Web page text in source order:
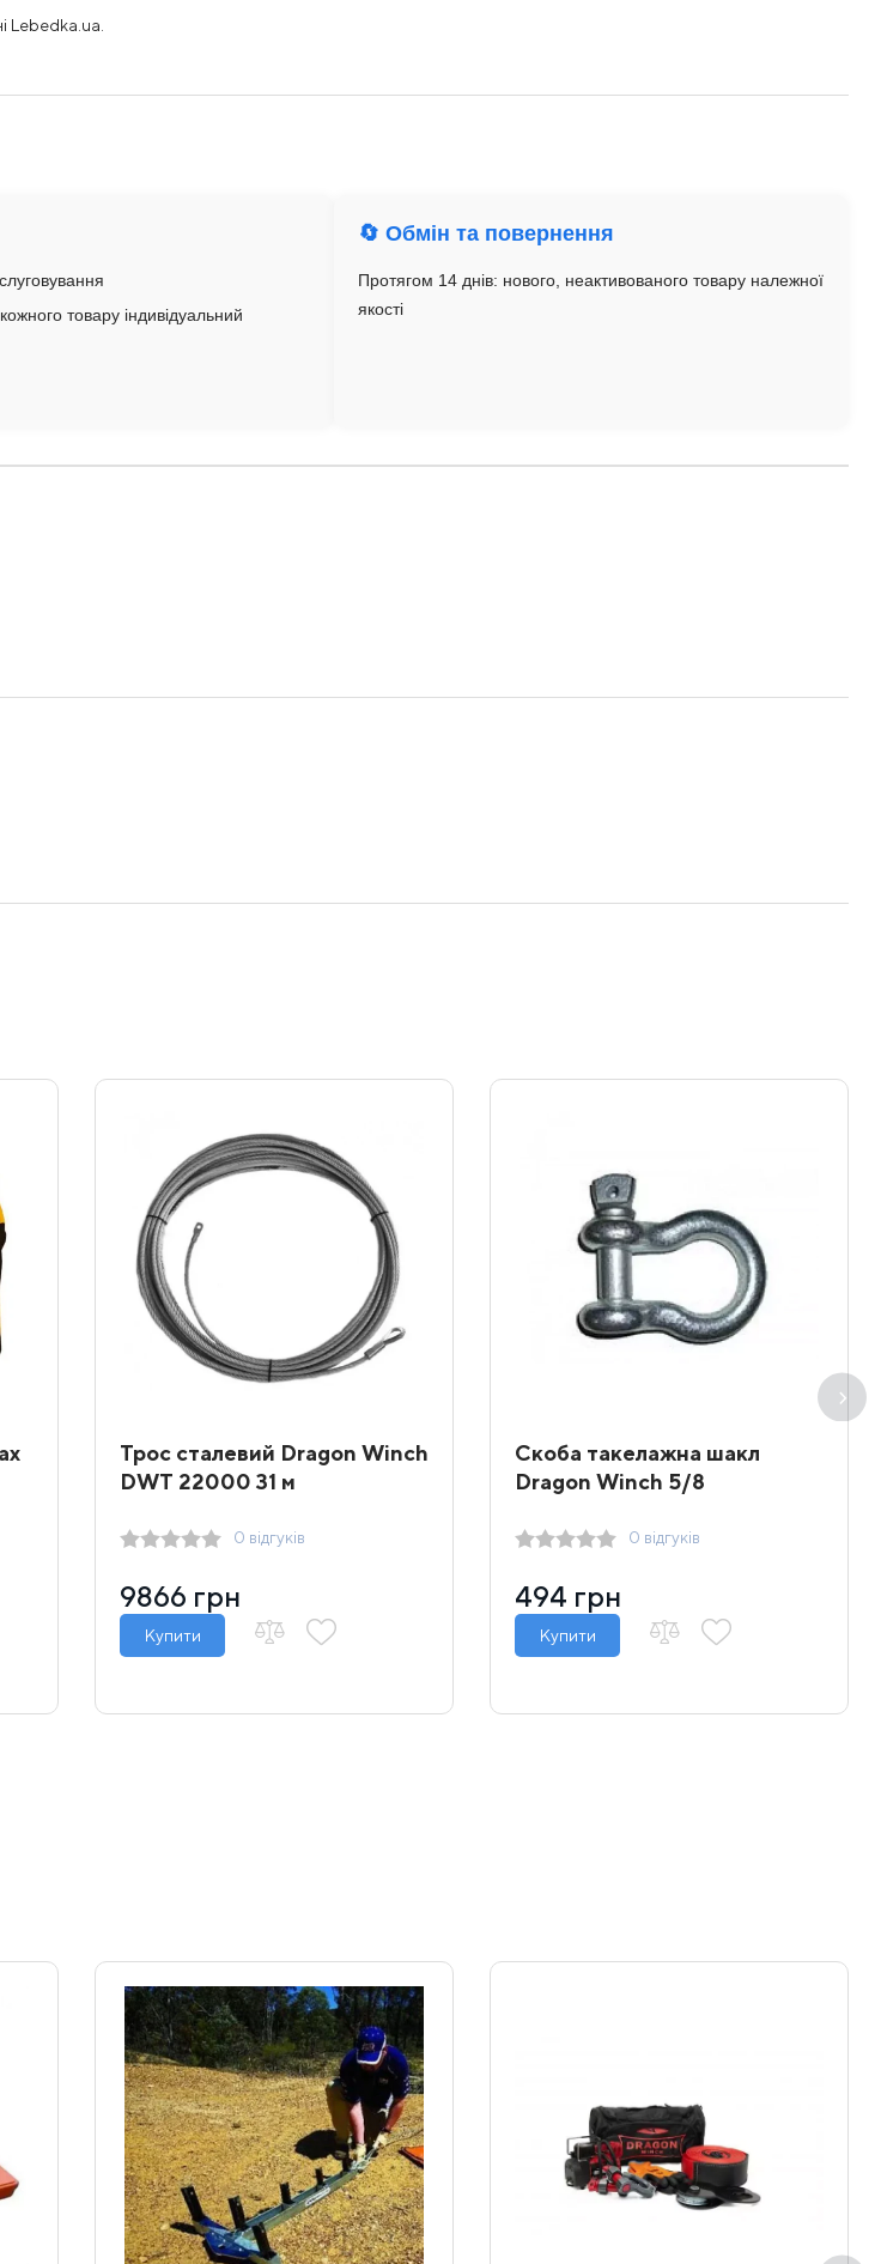
Lebedka.ua.
товару індивідуальний
🔄 Обмін та повернення
Протягом 14 днів: нового, неактивованого товару належної
якості
Трос сталевий Dragon Winch
DWT 22000 31 м
0 відгуків
9866 грн
Купити
Скоба такелажна шакл
Dragon Winch 5/8
0 відгуків
494 грн
Купити